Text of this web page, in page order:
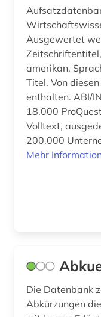
württemberg (1)
bildarchiv (3)
Ausgewertet
amerikan.
Titel. Von
enthalten. ABI/
18.000
Volltext,
200.000
Mehr
Die Datenbank
Abkürzungen